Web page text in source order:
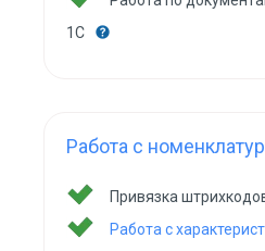
1С
Работа с
Привязка
Работа с